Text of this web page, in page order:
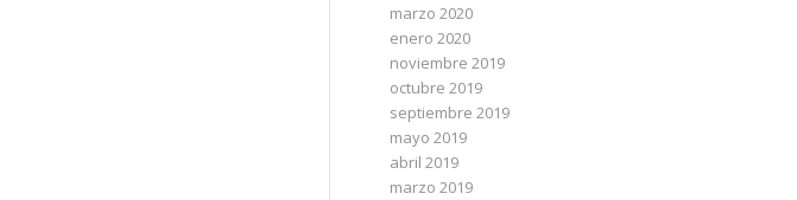
marzo 2020
enero 2020
noviembre 2019
octubre 2019
septiembre 2019
mayo 2019
abril 2019
marzo 2019